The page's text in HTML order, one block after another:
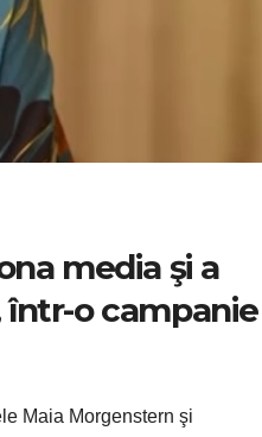
media şi a
într-o campanie
Maia Morgenstern şi